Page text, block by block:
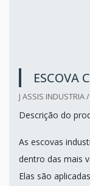
ESCOVA
J ASSIS INDUSTRIA
Descrição do
As escovas
dentro das mais
Elas são